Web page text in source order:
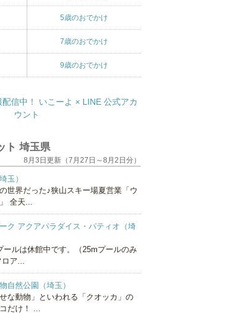
5歳のおでかけ
7歳のおでかけ
9歳のおでかけ
ト 埼玉県
8月3日更新（7月27日～8月2日分）
玉）
世界だった♪狭山スキー場夏営業「ウ
全天...
ク アクアパラダイス・パティオ（埼
ルは休館中です。（25mプールのみ
ロア...
自然公園（埼玉）
な動物」といわれる「クオッカ」の
だけ！ ...